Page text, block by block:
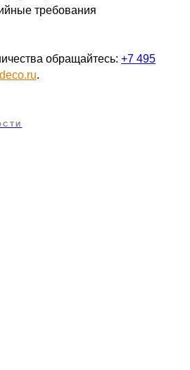
требования
обращайтесь: +7 495
.